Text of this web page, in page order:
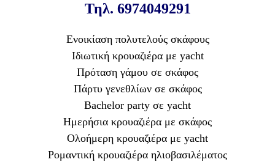
Τηλ. 6974049291
Ενοικίαση πολυτελούς σκάφους
Ιδιωτική κρουαζιέρα με yacht
Πρόταση γάμου σε σκάφος
Πάρτυ γενεθλίων σε σκάφος
Bachelor party σε yacht
Ημερήσια κρουαζιέρα με σκάφος
Ολοήμερη κρουαζιέρα με yacht
Ρομαντική κρουαζιέρα ηλιοβασιλέματος